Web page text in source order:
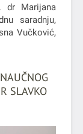
dr Marijana
saradnju,
Vučković,
SLAVKO